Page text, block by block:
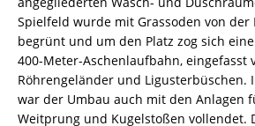
Spielfeld wurde mit Grassoden von der
begrünt und um den Platz zog sich
400-Meter-Aschenlaufbahn, eingefasst
Röhrengeländer und Ligusterbüschen.
war der Umbau auch mit den Anlagen
Weitprung und Kugelstoßen vollendet.